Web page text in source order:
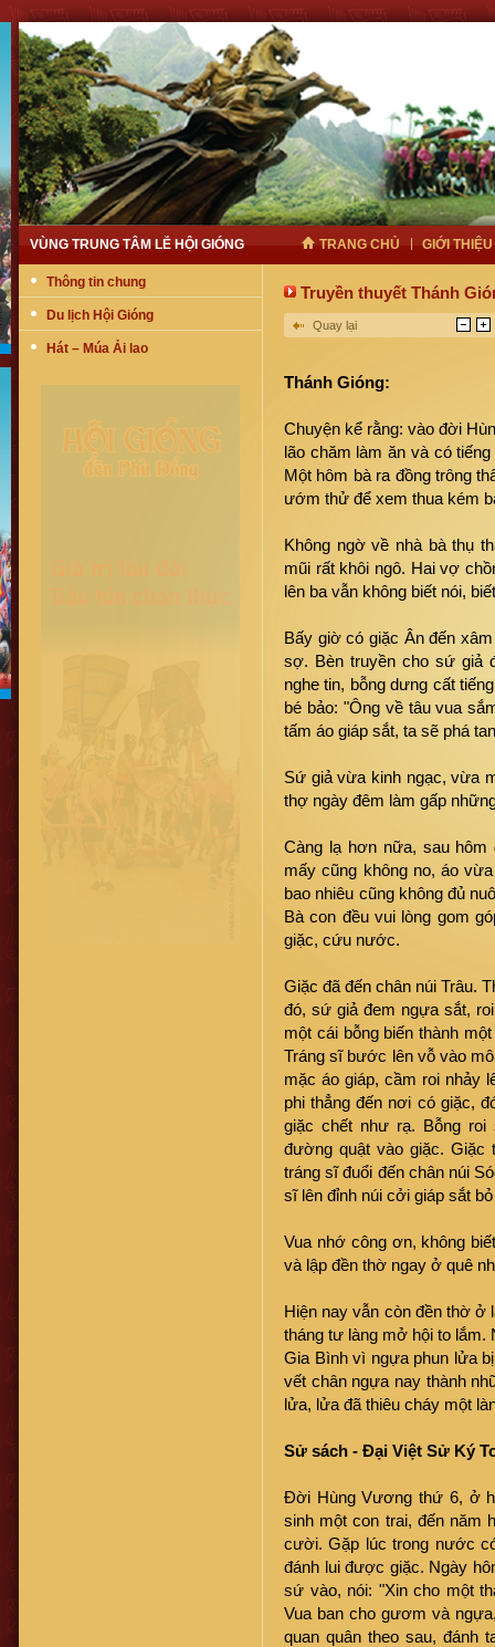
TRANG CHỦ GIỚI THIỆU
VÙNG TRUNG TÂM LỄ HỘI GIÓNG
Thông tin chung
Du lịch Hội Gióng
Hát – Múa Ải lao
Truyền thuyết Thánh
Quay lại
Thánh Gióng:
Chuyện kể rằng: vào đời
lão chăm làm ăn và có
Một hôm bà ra đồng trông
ướm thử để xem thua kém
Không ngờ về nhà bà thụ
mũi rất khôi ngô. Hai vợ
lên ba vẫn không biết nói,
Bấy giờ có giặc Ân đến
sợ. Bèn truyền cho sứ giả
nghe tin, bỗng dưng cất
bé bảo: "Ông về tâu vua
tấm áo giáp sắt, ta sẽ phá
Sứ giả vừa kinh ngạc, vừa
thợ ngày đêm làm gấp
Càng lạ hơn nữa, sau
mấy cũng không no, áo
bao nhiêu cũng không đủ
Bà con đều vui lòng gom
giặc, cứu nước.
Giặc đã đến chân núi Trâu.
đó, sứ giả đem ngựa sắt,
một cái bỗng biến thành
Tráng sĩ bước lên vỗ vào
mặc áo giáp, cầm roi nhảy
phi thẳng đến nơi có giặc,
giặc chết như rạ. Bỗng
đường quật vào giặc. Giặc
tráng sĩ đuổi đến chân núi
sĩ lên đỉnh núi cởi giáp sắt
Vua nhớ công ơn, không
và lập đền thờ ngay ở quê
Hiện nay vẫn còn đền thờ ở
tháng tư làng mở hội to
Gia Bình vì ngựa phun lửa
vết chân ngựa nay thành
lửa, lửa đã thiêu cháy một
Sử sách - Đại Việt Sử Ký
Đời Hùng Vương thứ 6, ở
sinh một con trai, đến năm
cười. Gặp lúc trong nước
đánh lui được giặc. Ngày
sứ vào, nói: "Xin cho một
Vua ban cho gươm và
quan quân theo sau, đánh